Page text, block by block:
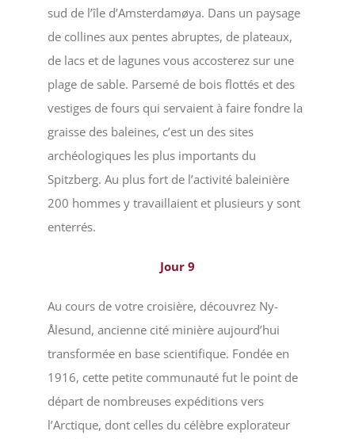
sud de l’île d’Amsterdamøya. Dans un paysage
de collines aux pentes abruptes, de plateaux,
de lacs et de lagunes vous accosterez sur une
plage de sable. Parsemé de bois flottés et des
vestiges de fours qui servaient à faire fondre la
graisse des baleines, c’est un des sites
archéologiques les plus importants du
Spitzberg. Au plus fort de l’activité baleinière
200 hommes y travaillaient et plusieurs y sont
enterrés.
Jour 9
Au cours de votre croisière, découvrez Ny-
Ålesund, ancienne cité minière aujourd’hui
transformée en base scientifique. Fondée en
1916, cette petite communauté fut le point de
départ de nombreuses expéditions vers
l’Arctique, dont celles du célèbre explorateur